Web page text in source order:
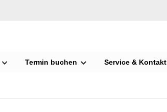
Termin buchen Service & Kontakt